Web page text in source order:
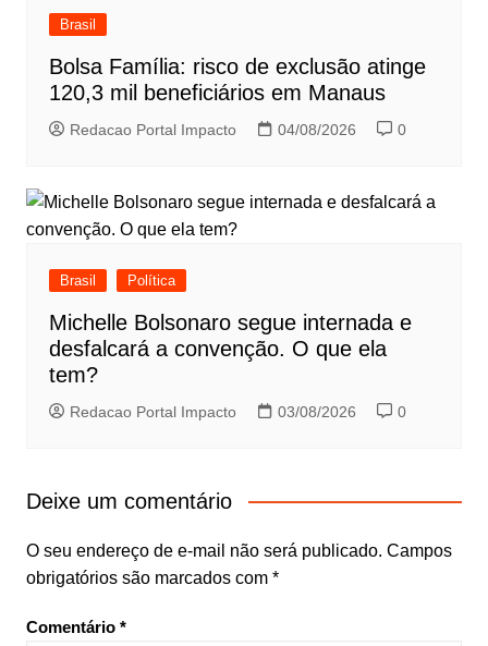
Brasil
Bolsa Família: risco de exclusão atinge
120,3 mil beneficiários em Manaus
Redacao Portal Impacto 04/08/2026 0
Brasil Política
Michelle Bolsonaro segue internada e
desfalcará a convenção. O que ela
tem?
Redacao Portal Impacto 03/08/2026 0
Deixe um comentário
O seu endereço de e-mail não será publicado. Campos
obrigatórios são marcados com *
Comentário *